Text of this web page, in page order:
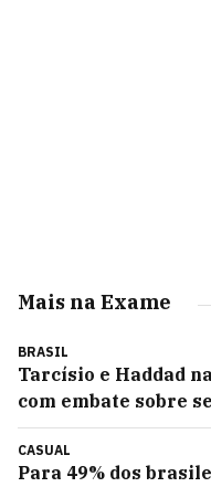
Mais na Exame
BRASIL
Tarcísio e Haddad
com embate sobre
CASUAL
Para 49% dos